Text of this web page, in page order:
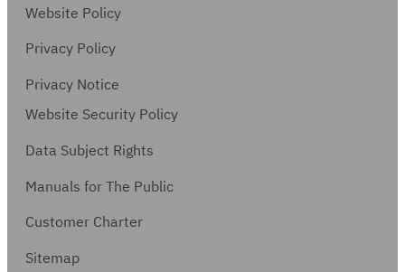
Website Policy
Privacy Policy
Privacy Notice
Website Security Policy
Data Subject Rights
Manuals for The Public
Customer Charter
Sitemap